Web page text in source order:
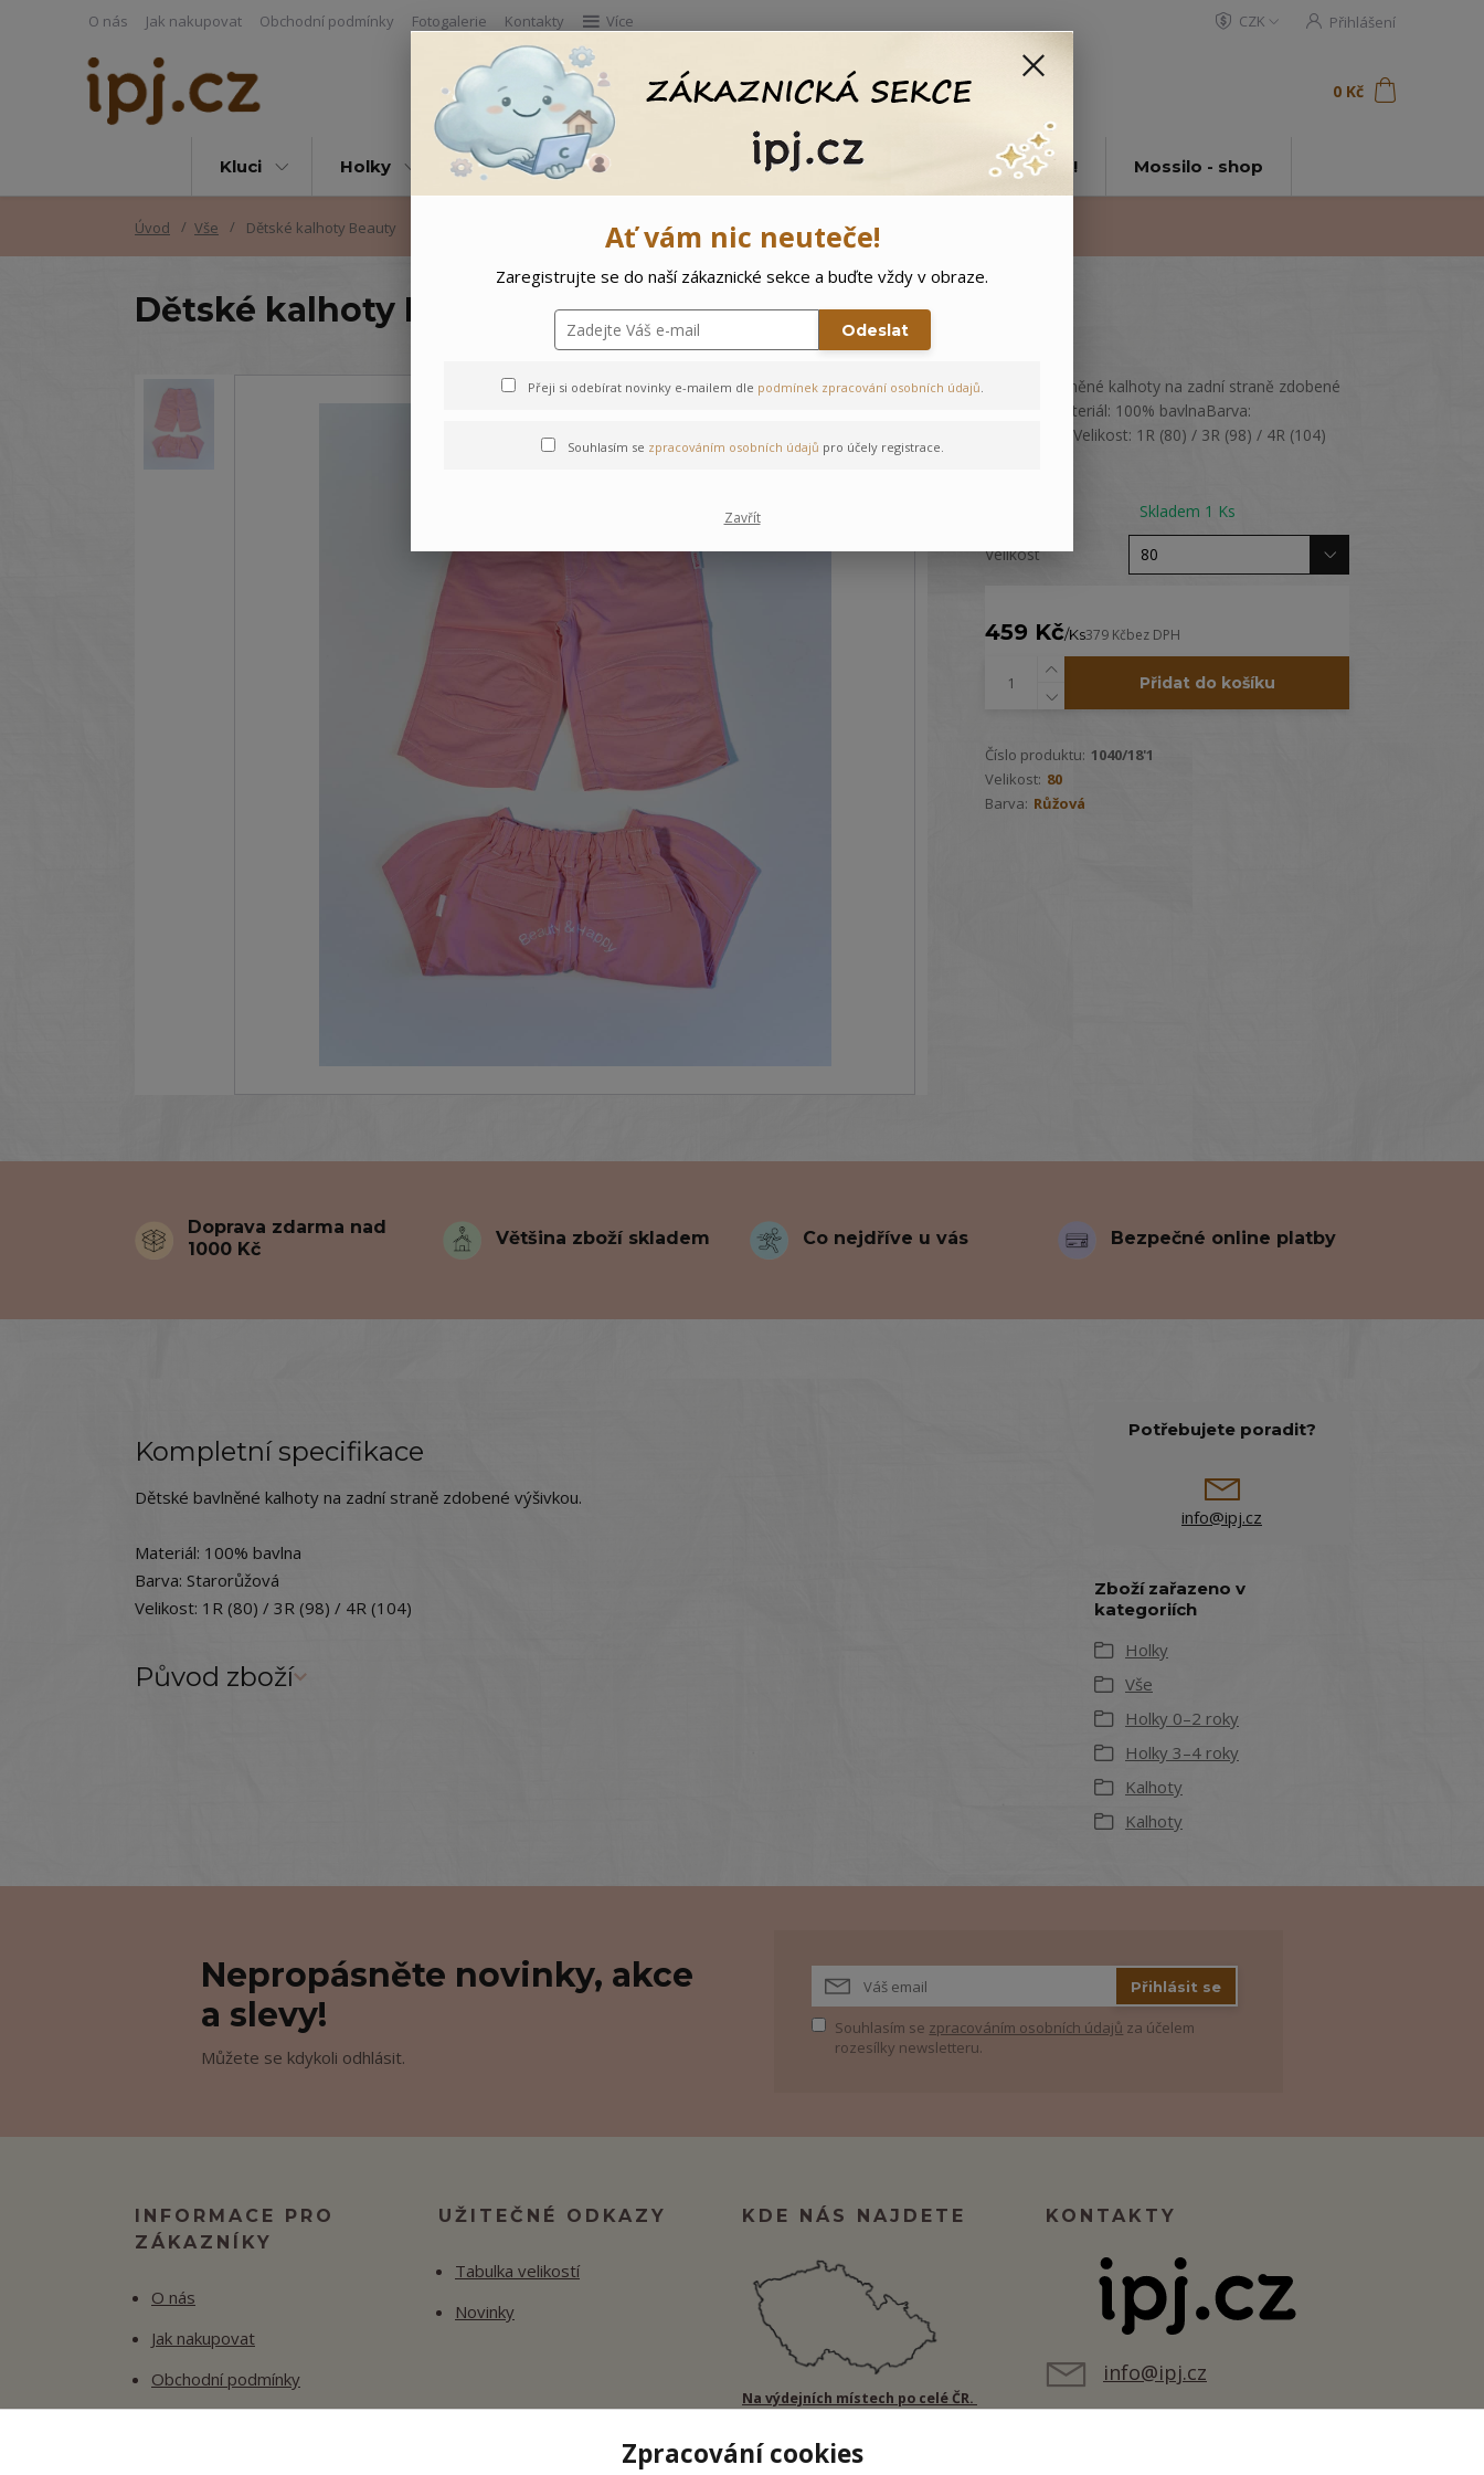
O nás Jak nakupovat Obchodní podmínky Fotogalerie Kontakty Více CZK Přihlášení
Hledat 0 Kč
Kluci Holky Vše Doprodej Ostatní 🌲 Vítejte ve světě Mossilo! Mossilo - shop
Úvod Vše Dětské kalhoty Beauty
Dětské kalhoty Beauty
Dětské bavlněné kalhoty na zadní straně zdobené
výšivkou.Materiál: 100% bavlnaBarva:
StarorůžováVelikost: 1R (80) / 3R (98) / 4R (104)
Skladem 1 Ks
Velikost
459 Kč/Ks379 Kčbez DPH
Přidat do košíku
Číslo produktu: 1040/18'1
Velikost: 80
Barva: Růžová
Doprava zdarma nad
1000 Kč
Většina zboží skladem Co nejdříve u vás Bezpečné online platby
Kompletní specifikace
Dětské bavlněné kalhoty na zadní straně zdobené výšivkou.
Materiál: 100% bavlna
Barva: Starorůžová
Velikost: 1R (80) / 3R (98) / 4R (104)
Původ zboží
Potřebujete poradit?
info@ipj.cz
Zboží zařazeno v
kategoriích
Holky
Vše
Holky 0–2 roky
Holky 3–4 roky
Kalhoty
Kalhoty
Nepropásněte novinky, akce
a slevy!
Můžete se kdykoli odhlásit.
Přihlásit se
Souhlasím se zpracováním osobních údajů za účelem
rozesílky newsletteru.
INFORMACE PRO
ZÁKAZNÍKY
O nás
Jak nakupovat
Obchodní podmínky
UŽITEČNÉ ODKAZY
Tabulka velikostí
Novinky
KDE NÁS NAJDETE
Na výdejních místech po celé ČR.
KONTAKTY
info@ipj.cz
Ať vám nic neuteče!
Zaregistrujte se do naší zákaznické sekce a buďte vždy v obraze.
Odeslat
Přeji si odebírat novinky e-mailem dle podmínek zpracování osobních údajů.
Souhlasím se zpracováním osobních údajů pro účely registrace.
Zavřít
Zpracování cookies